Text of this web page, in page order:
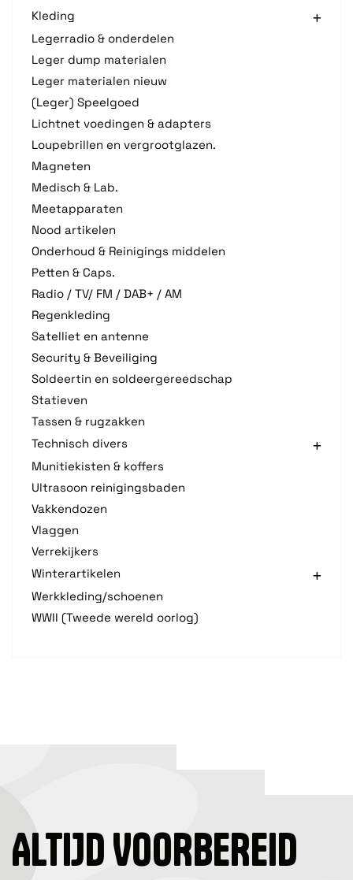
Kleding
Legerradio & onderdelen
Leger dump materialen
Leger materialen nieuw
(Leger) Speelgoed
Lichtnet voedingen & adapters
Loupebrillen en vergrootglazen.
Magneten
Medisch & Lab.
Meetapparaten
Nood artikelen
Onderhoud & Reinigings middelen
Petten & Caps.
Radio / TV/ FM / DAB+ / AM
Regenkleding
Satelliet en antenne
Security & Beveiliging
Soldeertin en soldeergereedschap
Statieven
Tassen & rugzakken
Technisch divers
Munitiekisten & koffers
Ultrasoon reinigingsbaden
Vakkendozen
Vlaggen
Verrekijkers
Winterartikelen
Werkkleding/schoenen
WWII (Tweede wereld oorlog)
ALTIJD VOORBEREID